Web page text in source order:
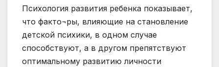
Психология развития ребенка показывает,
что факто¬ры, влияющие на становление
детской психики, в одном случае
способствуют, а в другом препятствуют
оптимальному развитию личности